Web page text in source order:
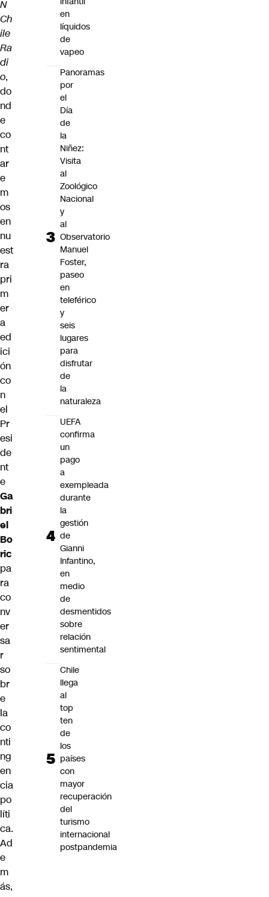
N
Ch
ile
Ra
di
o,
do
nd
e
co
nt
ar
e
m
os
en
nu
est
ra
pri
m
er
a
ed
ici
ón
co
n
el
Pr
esi
de
nt
e
Ga
bri
el
Bo
ric
pa
ra
co
nv
er
sa
r
so
br
e
la
co
nti
ng
en
cia
po
líti
ca.
Ad
e
m
ás,
en
líquidos
de
vapeo
Panoramas
por
el
Día
de
la
Niñez:
Visita
al
Zoológico
Nacional
y
al
Observatorio
Manuel
Foster,
paseo
en
teleférico
y
seis
lugares
para
disfrutar
de
la
naturaleza
UEFA
confirma
un
pago
a
exempleada
durante
la
gestión
de
Gianni
Infantino,
en
medio
de
desmentidos
sobre
relación
sentimental
Chile
llega
al
top
ten
de
los
países
con
mayor
recuperación
del
turismo
internacional
postpandemia